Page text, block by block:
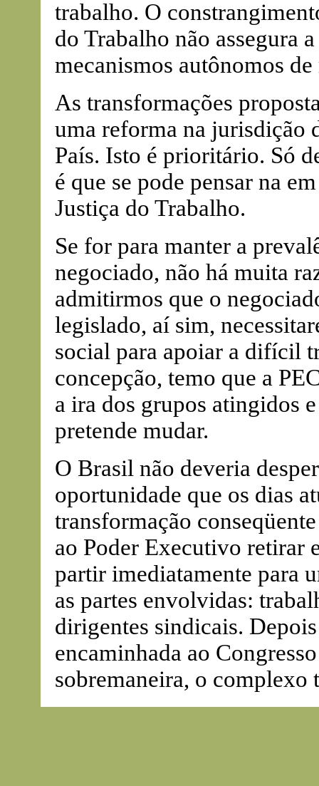
trabalho. O
do Trabalho não assegura
mecanismos autônomos
As transformações
uma reforma na jurisdição
País. Isto é prioritário. Só
é que se pode pensar na
Justiça do Trabalho.
Se for para manter a
negociado, não há muita
admitirmos que o
legislado, aí sim,
social para apoiar a difícil
concepção, temo que a
a ira dos grupos atingidos
pretende mudar.
O Brasil não deveria
oportunidade que os dias
transformação
ao Poder Executivo retirar
partir imediatamente para
as partes envolvidas:
dirigentes sindicais.
encaminhada ao
sobremaneira, o complexo